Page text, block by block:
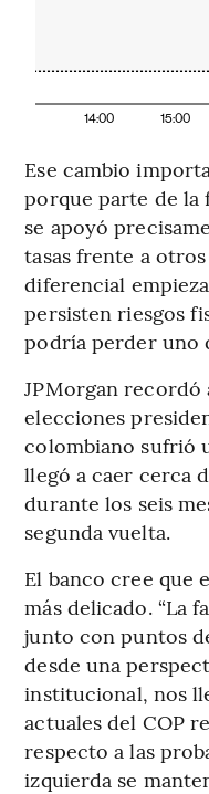
14:00 15:00
Ese cambio
porque parte de la
se apoyó
tasas frente a
diferencial
persisten riesgos
podría perder uno
JPMorgan recordó
elecciones
colombiano sufrió
llegó a caer cerca
durante los seis
segunda vuelta.
El banco cree que
más delicado. “La
junto con puntos
desde una
institucional, nos
actuales del COP
respecto a las
izquierda se